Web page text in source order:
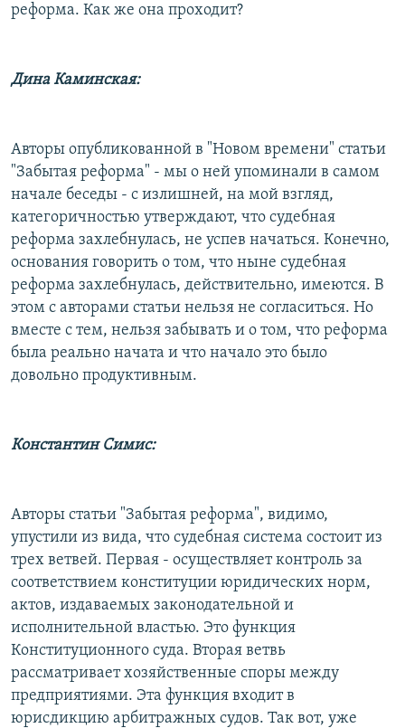
реформа. Как же она проходит?
Дина Каминская:
Авторы опубликованной в "Новом времени" статьи
"Забытая реформа" - мы о ней упоминали в самом
начале беседы - с излишней, на мой взгляд,
категоричностью утверждают, что судебная
реформа захлебнулась, не успев начаться. Конечно,
основания говорить о том, что ныне судебная
реформа захлебнулась, действительно, имеются. В
этом с авторами статьи нельзя не согласиться. Но
вместе с тем, нельзя забывать и о том, что реформа
была реально начата и что начало это было
довольно продуктивным.
Константин Симис:
Авторы статьи "Забытая реформа", видимо,
упустили из вида, что судебная система состоит из
трех ветвей. Первая - осуществляет контроль за
соответствием конституции юридических норм,
актов, издаваемых законодательной и
исполнительной властью. Это функция
Конституционного суда. Вторая ветвь
рассматривает хозяйственные споры между
предприятиями. Эта функция входит в
юрисдикцию арбитражных судов. Так вот, уже